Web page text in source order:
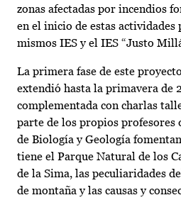
zonas afectadas por incendios
en el inicio de estas
mismos IES y el IES “Justo
La primera fase de este
extendió hasta la primavera de
complementada con charlas
parte de los propios profesores
de Biología y Geología
tiene el Parque Natural de los
de la Sima, las peculiaridades
de montaña y las causas y